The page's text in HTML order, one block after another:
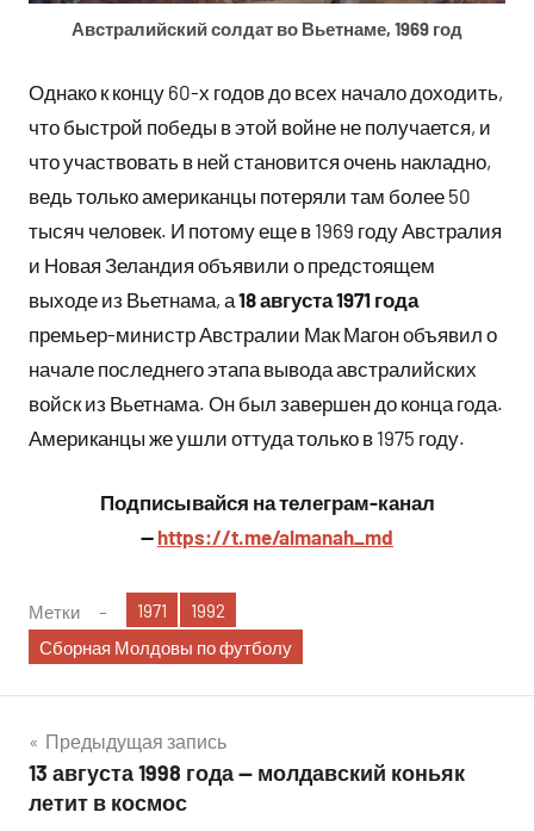
Австралийский солдат во Вьетнаме, 1969 год
Однако к концу 60-х годов до всех начало доходить,
что быстрой победы в этой войне не получается, и
что участвовать в ней становится очень накладно,
ведь только американцы потеряли там более 50
тысяч человек. И потому еще в 1969 году Австралия
и Новая Зеландия объявили о предстоящем
выходе из Вьетнама, а18 августа 1971 года
премьер-министр Австралии Мак Магон объявил о
начале последнего этапа вывода австралийских
войск из Вьетнама. Он был завершен до конца года.
Американцы же ушли оттуда только в 1975 году.
Подписывайся на телеграм-канал
— https://t.me/almanah_md
Метки 1971
1992
Сборная Молдовы по футболу
Навигация
по
Предыдущая запись
13 августа 1998 года — молдавский коньяк
летит в космос